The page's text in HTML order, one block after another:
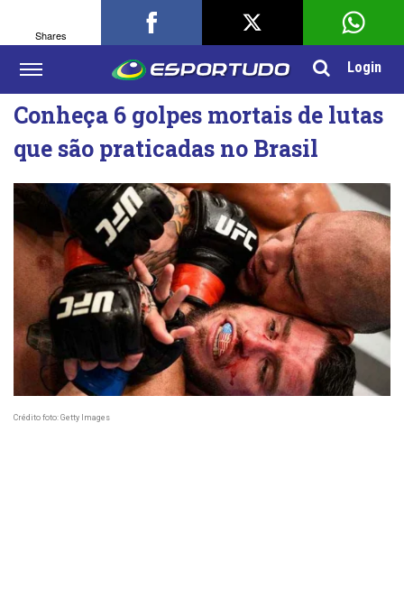
Login
Conheça 6 golpes mortais de lutas
que são praticadas no Brasil
Crédito foto: Getty Images
Shares